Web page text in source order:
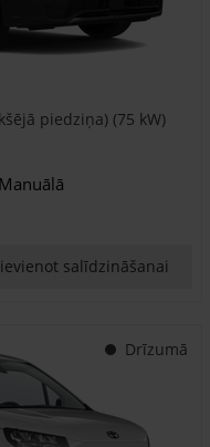
piedziņa) (75 kW)
Manuālā
salīdzināšanai
Drīzumā